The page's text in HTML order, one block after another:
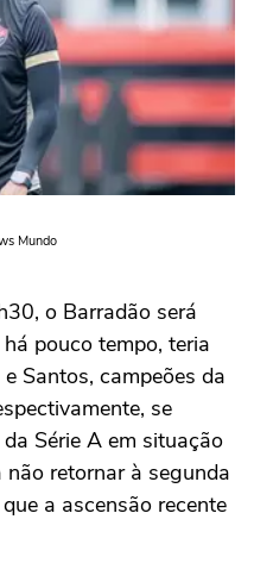
Mundo
o Barradão será
pouco tempo, teria
Santos, campeões da
se
Série A em situação
retornar à segunda
a ascensão recente